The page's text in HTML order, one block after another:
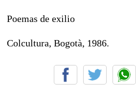
Poemas de exilio
Colcultura, Bogotà, 1986.